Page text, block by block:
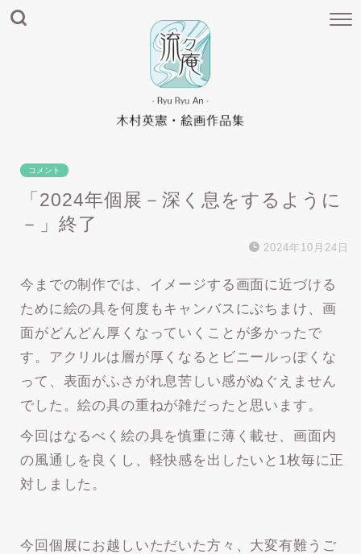
コメント
「2024年個展－深く息をするように
－」終了
2024年10月24日
今までの制作では、イメージする画面に近づける
ために絵の具を何度もキャンバスにぶちまけ、画
面がどんどん厚くなっていくことが多かったで
す。アクリルは層が厚くなるとビニールっぽくな
って、表面がふさがれ息苦しい感がぬぐえません
でした。絵の具の重ねが雑だったと思います。
今回はなるべく絵の具を慎重に薄く載せ、画面内
の風通しを良くし、軽快感を出したいと1枚毎に正
対しました。
今回個展にお越しいただいた方々、大変有難うご